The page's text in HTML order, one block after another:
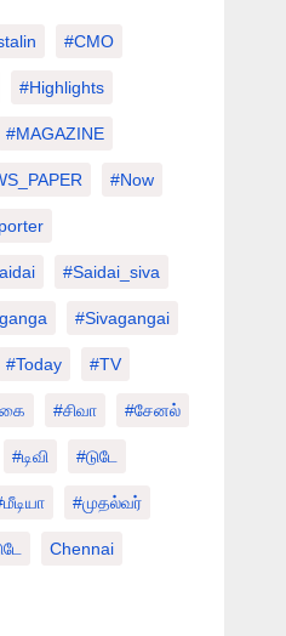
#CMO
#highlights
#MAGAZINE
#Now
#saidai_siva
#sivagangai
#today #TV
#சிவா #சேனல்
#டிவி #டுடே
#முதல்வர்
Chennai